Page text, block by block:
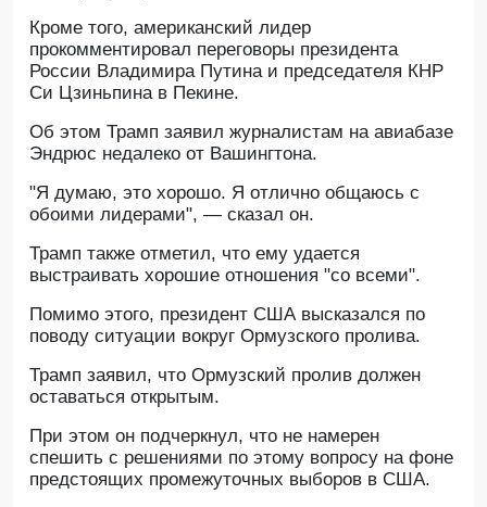
Кроме того, американский лидер
прокомментировал переговоры президента
России Владимира Путина и председателя КНР
Си Цзиньпина в Пекине.
Об этом Трамп заявил журналистам на авиабазе
Эндрюс недалеко от Вашингтона.
"Я думаю, это хорошо. Я отлично общаюсь с
обоими лидерами", — сказал он.
Трамп также отметил, что ему удается
выстраивать хорошие отношения "со всеми".
Помимо этого, президент США высказался по
поводу ситуации вокруг Ормузского пролива.
Трамп заявил, что Ормузский пролив должен
оставаться открытым.
При этом он подчеркнул, что не намерен
спешить с решениями по этому вопросу на фоне
предстоящих промежуточных выборов в США.